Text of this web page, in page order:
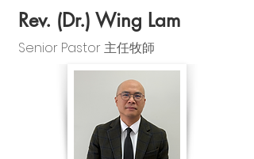
Rev. (Dr.) Wing Lam
Senior Pastor 主任牧師